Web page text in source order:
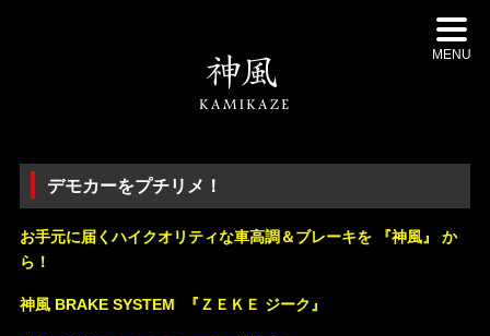
MENU
デモカーをプチリメ！
お手元に届くハイクオリティな車高調＆ブレーキを 『神風』 か
ら！
神風 BRAKE SYSTEM 『ＺＥＫＥ ジーク』